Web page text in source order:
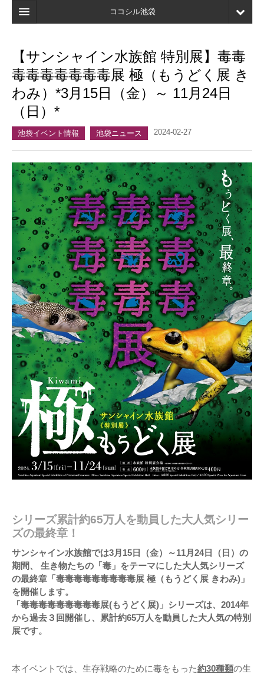
ココシル池袋
検索
店舗・施設最新情報
口コミ
マイページ
【サンシャイン水族館 特別展】毒毒
毒毒毒毒毒毒毒展 極（もうどく展 き
わみ）*3月15日（金）～ 11月24日
（日）*
池袋イベント情報 池袋ニュース 2024-02-27
シリーズ累計約65万人を動員した大人気シリー
ズの最終章！
サンシャイン水族館では3月15日（金）～11月24日（日）の
期間、 生き物たちの「毒」をテーマにした大人気シリーズ
の最終章「毒毒毒毒毒毒毒毒毒展 極（もうどく展 きわみ)」
を開催します。
「毒毒毒毒毒毒毒毒毒展(もうどく展)」シリーズは、2014年
から過去３回開催し、累計約65万人を動員した大人気の特別
展です。
本イベントでは、生存戦略のために毒をもった約30種類の生